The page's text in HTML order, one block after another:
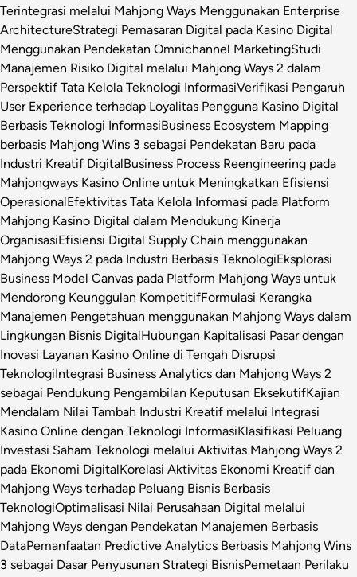
Terintegrasi melalui Mahjong Ways Menggunakan Enterprise
ArchitectureStrategi Pemasaran Digital pada Kasino Digital
Menggunakan Pendekatan Omnichannel MarketingStudi
Manajemen Risiko Digital melalui Mahjong Ways 2 dalam
Perspektif Tata Kelola Teknologi InformasiVerifikasi Pengaruh
User Experience terhadap Loyalitas Pengguna Kasino Digital
Berbasis Teknologi InformasiBusiness Ecosystem Mapping
berbasis Mahjong Wins 3 sebagai Pendekatan Baru pada
Industri Kreatif DigitalBusiness Process Reengineering pada
Mahjongways Kasino Online untuk Meningkatkan Efisiensi
OperasionalEfektivitas Tata Kelola Informasi pada Platform
Mahjong Kasino Digital dalam Mendukung Kinerja
OrganisasiEfisiensi Digital Supply Chain menggunakan
Mahjong Ways 2 pada Industri Berbasis TeknologiEksplorasi
Business Model Canvas pada Platform Mahjong Ways untuk
Mendorong Keunggulan KompetitifFormulasi Kerangka
Manajemen Pengetahuan menggunakan Mahjong Ways dalam
Lingkungan Bisnis DigitalHubungan Kapitalisasi Pasar dengan
Inovasi Layanan Kasino Online di Tengah Disrupsi
TeknologiIntegrasi Business Analytics dan Mahjong Ways 2
sebagai Pendukung Pengambilan Keputusan EksekutifKajian
Mendalam Nilai Tambah Industri Kreatif melalui Integrasi
Kasino Online dengan Teknologi InformasiKlasifikasi Peluang
Investasi Saham Teknologi melalui Aktivitas Mahjong Ways 2
pada Ekonomi DigitalKorelasi Aktivitas Ekonomi Kreatif dan
Mahjong Ways terhadap Peluang Bisnis Berbasis
TeknologiOptimalisasi Nilai Perusahaan Digital melalui
Mahjong Ways dengan Pendekatan Manajemen Berbasis
DataPemanfaatan Predictive Analytics Berbasis Mahjong Wins
3 sebagai Dasar Penyusunan Strategi BisnisPemetaan Perilaku